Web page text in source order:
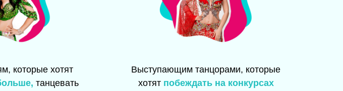
которые хотят
танцевать
Выступающим танцорами, которые
хотят побеждать на конкурсах